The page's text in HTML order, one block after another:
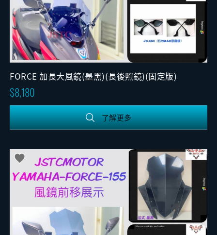
FORCE 加長大風鏡(墨黑)(長後照鏡)(固定版)
8,180
了解更多